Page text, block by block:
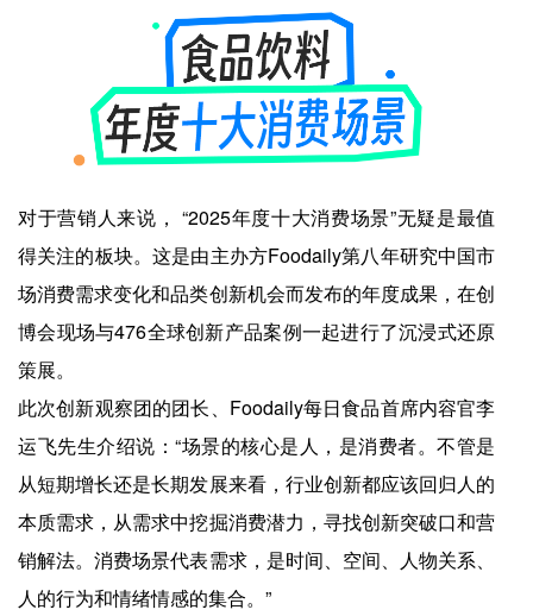
对于营销人来说， “2025年度十大消费场景”无疑是最值
得关注的板块。这是由主办方Foodaily第八年研究中国市
场消费需求变化和品类创新机会而发布的年度成果，在创
博会现场与476全球创新产品案例一起进行了沉浸式还原
策展。
此次创新观察团的团长、Foodaily每日食品首席内容官李
运飞先生介绍说：“场景的核心是人，是消费者。不管是
从短期增长还是长期发展来看，行业创新都应该回归人的
本质需求，从需求中挖掘消费潜力，寻找创新突破口和营
销解法。消费场景代表需求，是时间、空间、人物关系、
人的行为和情绪情感的集合。”